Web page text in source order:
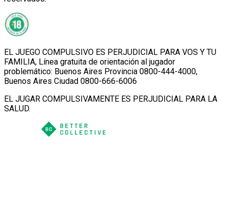
EL JUEGO COMPULSIVO ES PERJUDICIAL PARA VOS Y TU
FAMILIA, Línea gratuita de orientación al jugador
problemático: Buenos Aires Provincia 0800-444-4000,
Buenos Aires Ciudad 0800-666-6006
EL JUGAR COMPULSIVAMENTE ES PERJUDICIAL PARA LA
SALUD.